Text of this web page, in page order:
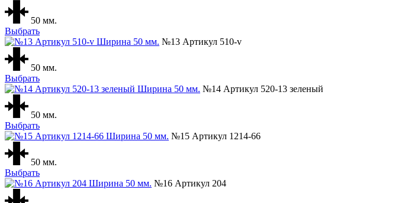
50 мм.
Выбрать
№13 Артикул 510-v
50 мм.
Выбрать
№14 Артикул 520-13 зеленый
50 мм.
Выбрать
№15 Артикул 1214-66
50 мм.
Выбрать
№16 Артикул 204